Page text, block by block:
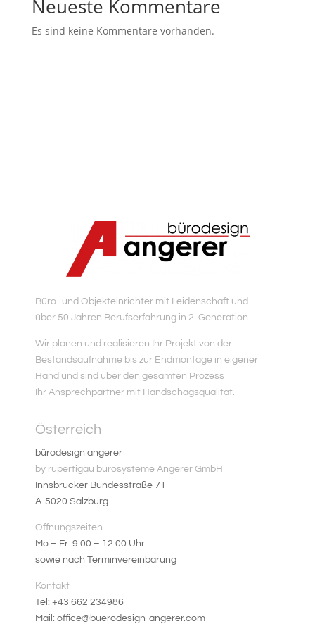
Neueste Kommentare
Es sind keine Kommentare vorhanden.
Büro- und Objekteinrichter mit Leidenschaft und
über 50 Jahren Berufserfahrung in 2. Generation.
Wir planen und realisieren Ihr Projekt von der
Bestandsaufnahme bis zur Endmontage in eigener
Hand und sind über den gesamten Prozess
Ihr Ansprechpartner mit Handschagsqualität.
Österreich
bürodesign angerer
by rupertigau bürosysteme Angerer GmbH
Innsbrucker Bundesstraße 71
A-5020 Salzburg
Öffnungszeiten
Mo – Fr: 9.00 – 12.00 Uhr
sowie nach Terminvereinbarung
Kontakt
Tel: +43 662 234986
Mail: office@buerodesign-angerer.com